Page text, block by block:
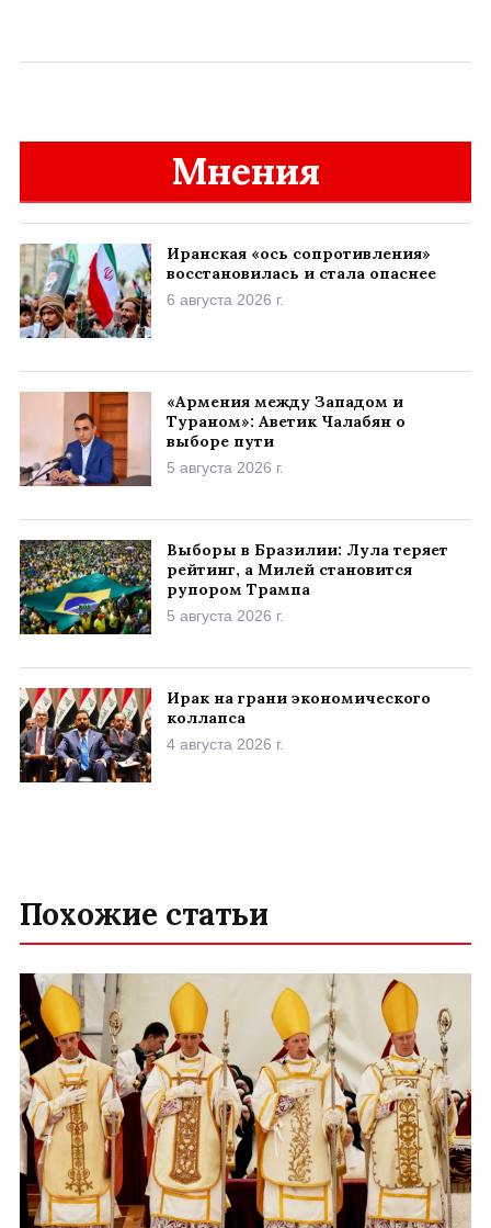
Мнения
Иранская «ось сопротивления»
восстановилась и стала опаснее
6 августа 2026 г.
«Армения между Западом и
Тураном»: Аветик Чалабян о
выборе пути
5 августа 2026 г.
Выборы в Бразилии: Лула теряет
рейтинг, а Милей становится
рупором Трампа
5 августа 2026 г.
Ирак на грани экономического
коллапса
4 августа 2026 г.
Похожие статьи